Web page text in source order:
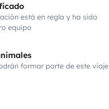
está en regla y ha sido
equipo
formar parte de este viaje